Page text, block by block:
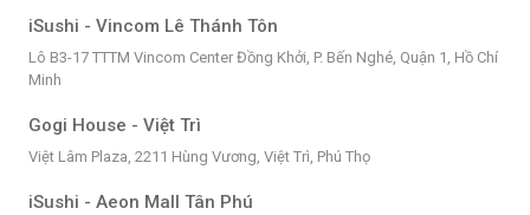
iSushi - Vincom Lê Thánh Tôn
Lô B3-17 TTTM Vincom Center Đồng Khởi, P. Bến Nghé, Quận 1, Hồ Chí
Minh
Gogi House - Việt Trì
Việt Lâm Plaza, 2211 Hùng Vương, Việt Trì, Phú Thọ
iSushi - Aeon Mall Tân Phú